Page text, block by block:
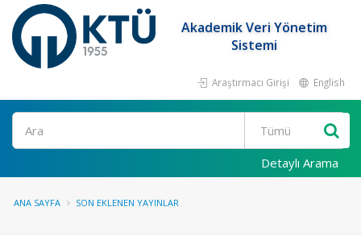
Akademik Veri Yönetim
Sistemi
Araştırmacı Girişi English
Ara
Detaylı Arama
ANA SAYFA SON EKLENEN YAYINLAR